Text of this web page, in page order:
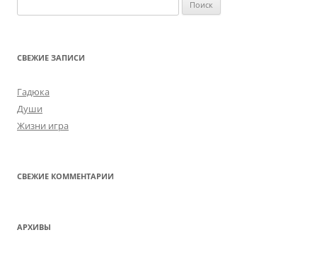
СВЕЖИЕ ЗАПИСИ
Гадюка
Души
Жизни игра
СВЕЖИЕ КОММЕНТАРИИ
АРХИВЫ